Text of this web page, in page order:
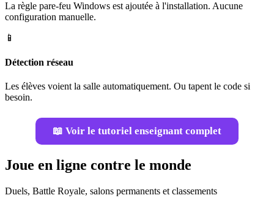
La règle pare-feu Windows est ajoutée à l'installation. Aucune
configuration manuelle.
📱
Détection réseau
Les élèves voient la salle automatiquement. Ou tapent le code si
besoin.
📖 Voir le tutoriel enseignant complet
Joue en ligne contre le monde
Duels, Battle Royale, salons permanents et classements